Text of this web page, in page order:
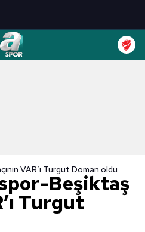
VAR’ı Turgut Doman oldu
Beşiktaş
Turgut